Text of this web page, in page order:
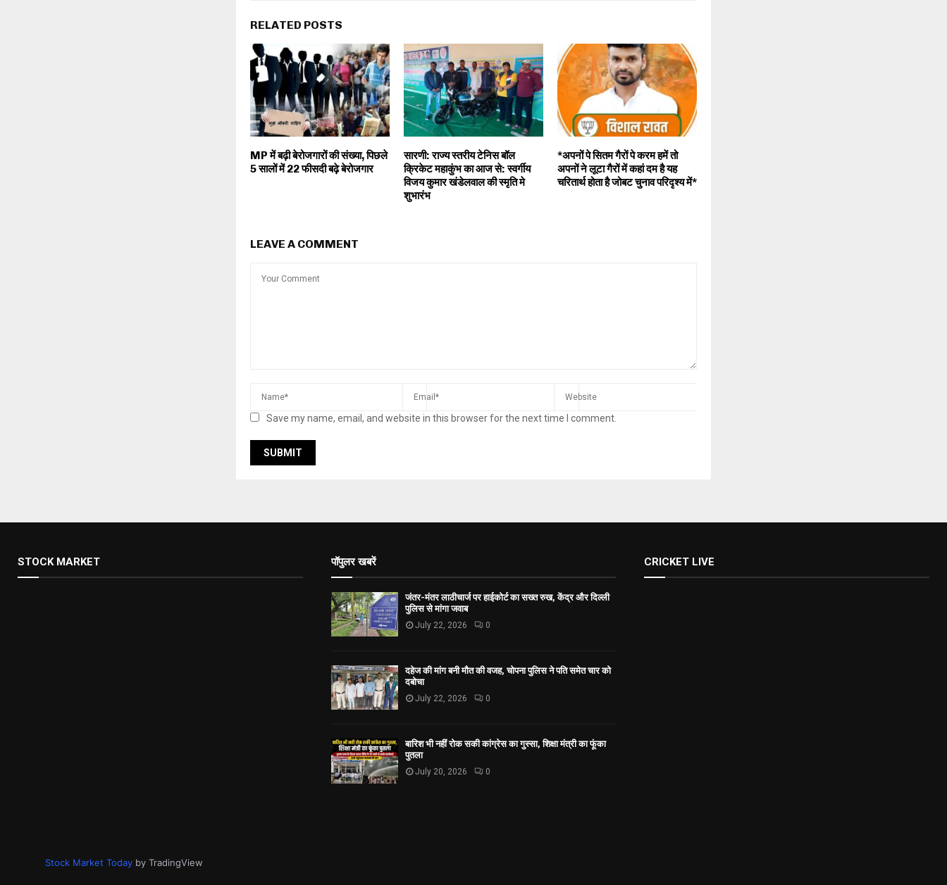
RELATED POSTS
MP में बढ़ी बेरोजगारों की संख्या, पिछले
5 सालों में 22 फीसदी बढ़े बेरोजगार
सारणी: राज्य स्तरीय टेनिस बॉल
क्रिकेट महाकुंभ का आज से: स्वर्गीय
विजय कुमार खंडेलवाल की स्मृति मे
शुभारंभ
*अपनों पे सितम गैरों पे करम हमें तो
अपनों ने लूटा गैरों में कहां दम है यह
चरितार्थ होता है जोबट चुनाव परिदृश्य में*
LEAVE A COMMENT
Save my name, email, and website in this browser for the next time I comment.
STOCK MARKET
Stock Market Today by TradingView
पॉपुलर खबरें
जंतर-मंतर लाठीचार्ज पर हाईकोर्ट का सख्त रुख, केंद्र और दिल्ली
पुलिस से मांगा जवाब
July 22, 2026 0
दहेज की मांग बनी मौत की वजह, चोपना पुलिस ने पति समेत चार को
दबोचा
July 22, 2026 0
बारिश भी नहीं रोक सकी कांग्रेस का गुस्सा, शिक्षा मंत्री का फूंका
पुतला
July 20, 2026 0
CRICKET LIVE